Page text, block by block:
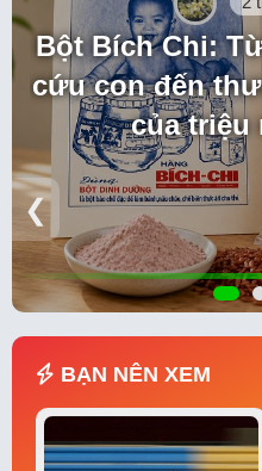
Bột Bích Chi:
cứu con đến
của triệu
❮
BẠN NÊN XEM